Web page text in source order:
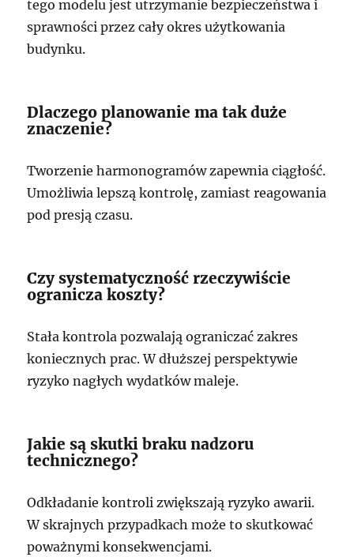
tego modelu jest utrzymanie bezpieczeństwa i
sprawności przez cały okres użytkowania
budynku.
Dlaczego planowanie ma tak duże
znaczenie?
Tworzenie harmonogramów zapewnia ciągłość.
Umożliwia lepszą kontrolę, zamiast reagowania
pod presją czasu.
Czy systematyczność rzeczywiście
ogranicza koszty?
Stała kontrola pozwalają ograniczać zakres
koniecznych prac. W dłuższej perspektywie
ryzyko nagłych wydatków maleje.
Jakie są skutki braku nadzoru
technicznego?
Odkładanie kontroli zwiększają ryzyko awarii.
W skrajnych przypadkach może to skutkować
poważnymi konsekwencjami.